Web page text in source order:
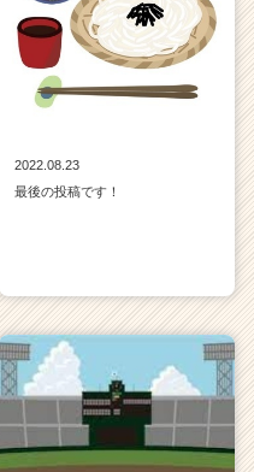
2022.08.23
最後の投稿です！